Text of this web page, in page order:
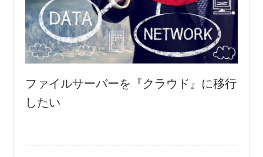
ファイルサーバーを『クラウド』に移行
したい